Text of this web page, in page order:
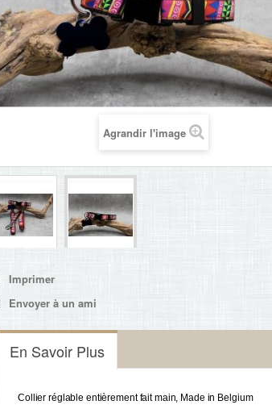
Agrandir l'image
Imprimer
Envoyer à un ami
En Savoir Plus
Collier réglable entièrement fait main, Made in Belgium